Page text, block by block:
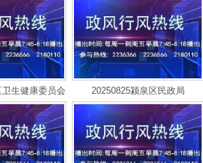
生健康委员会 20250825颍泉区民政局